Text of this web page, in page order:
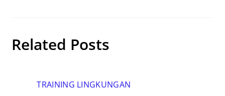
Related Posts
TRAINING LINGKUNGAN